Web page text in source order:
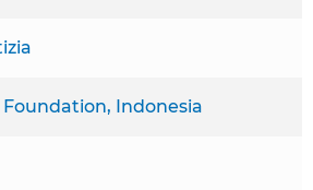
Indonesia